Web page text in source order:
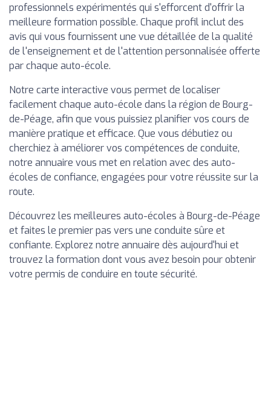
professionnels expérimentés qui s'efforcent d'offrir la
meilleure formation possible. Chaque profil inclut des
avis qui vous fournissent une vue détaillée de la qualité
de l'enseignement et de l'attention personnalisée offerte
par chaque auto-école.
Notre carte interactive vous permet de localiser
facilement chaque auto-école dans la région de Bourg-
de-Péage, afin que vous puissiez planifier vos cours de
manière pratique et efficace. Que vous débutiez ou
cherchiez à améliorer vos compétences de conduite,
notre annuaire vous met en relation avec des auto-
écoles de confiance, engagées pour votre réussite sur la
route.
Découvrez les meilleures auto-écoles à Bourg-de-Péage
et faites le premier pas vers une conduite sûre et
confiante. Explorez notre annuaire dès aujourd'hui et
trouvez la formation dont vous avez besoin pour obtenir
votre permis de conduire en toute sécurité.